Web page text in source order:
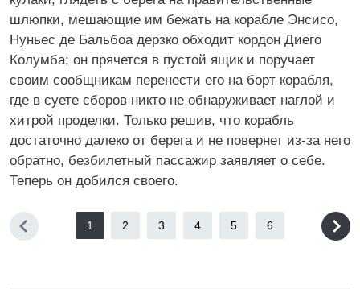
шлюпки, мешающие им бежать на корабле Энсисо,
Нуньес де Бальбоа дерзко обходит кордон Диего
Колумба; он прячется в пустой ящик и поручает
своим сообщникам перенести его на борт корабля,
где в суете сборов никто не обнаруживает наглой и
хитрой проделки. Только решив, что корабль
достаточно далеко от берега и не повернет из-за него
обратно, безбилетный пассажир заявляет о себе.
Теперь он добился своего.
1 2 3 4 5 6